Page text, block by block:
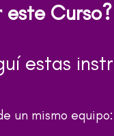
estas
un mismo